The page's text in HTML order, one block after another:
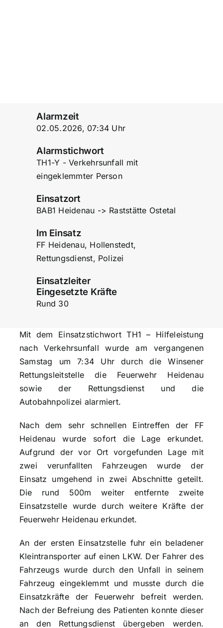
Alarmzeit
02.05.2026, 07:34 Uhr
Alarmstichwort
TH1-Y - Verkehrsunfall mit
eingeklemmter Person
Einsatzort
BAB1 Heidenau -> Raststätte Ostetal
Im Einsatz
FF Heidenau, Hollenstedt,
Rettungsdienst, Polizei
Einsatzleiter
Eingesetzte Kräfte
Rund 30
Mit dem Einsatzstichwort TH1 – Hilfeleistung
nach Verkehrsunfall wurde am vergangenen
Samstag um 7:34 Uhr durch die Winsener
Rettungsleitstelle die Feuerwehr Heidenau
sowie der Rettungsdienst und die
Autobahnpolizei alarmiert.
Nach dem sehr schnellen Eintreffen der FF
Heidenau wurde sofort die Lage erkundet.
Aufgrund der vor Ort vorgefunden Lage mit
zwei verunfallten Fahrzeugen wurde der
Einsatz umgehend in zwei Abschnitte geteilt.
Die rund 500m weiter entfernte zweite
Einsatzstelle wurde durch weitere Kräfte der
Feuerwehr Heidenau erkundet.
An der ersten Einsatzstelle fuhr ein beladener
Kleintransporter auf einen LKW. Der Fahrer des
Fahrzeugs wurde durch den Unfall in seinem
Fahrzeug eingeklemmt und musste durch die
Einsatzkräfte der Feuerwehr befreit werden.
Nach der Befreiung des Patienten konnte dieser
an den Rettungsdienst übergeben werden.